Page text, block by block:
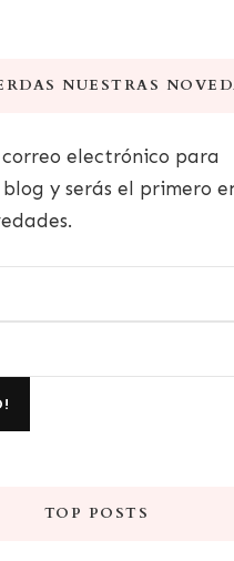
NUESTRAS
electrónico para
y serás el primero
TOP POSTS